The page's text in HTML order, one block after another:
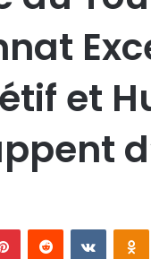
et
PinterestReddit